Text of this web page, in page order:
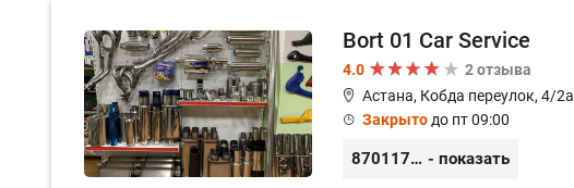
Bort 01 Car Service
4.0
2 отзыва
Астана, Кобда переулок, 4/2а
Закрытодо пт 09:00
87011754444 - показать